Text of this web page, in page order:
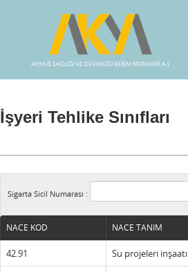
İşyeri Tehlike Sınıfları
Sigarta Sicil Numarası :
NACE KOD NACE TANIM
42.91 Su projeleri inşaatı